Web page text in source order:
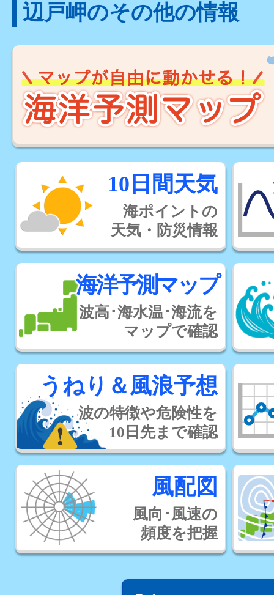
辺戸岬のその他の情報
10日間天気
海ポイントの
天気・防災情報
海洋予測マップ
波高･海水温･海流を
マップで確認
うねり＆風浪予想
波の特徴や危険性を
10日先まで確認
風配図
風向･風速の
頻度を把握